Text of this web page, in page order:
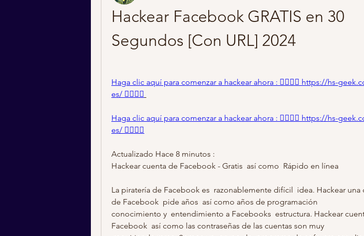
Hackear Facebook GRATIS en 30
Segundos [Con URL] 2024
Haga clic aquí para comenzar a hackear ahora : 👉🏻👉🏻 https://hs-
es/ 👈🏻👈🏻
Haga clic aquí para comenzar a hackear ahora : 👉🏻👉🏻 https://hs-
es/ 👈🏻👈🏻
Actualizado Hace 8 minutos :
Hackear cuenta de Facebook - Gratis  así como  Rápido en línea
La piratería de Facebook es  razonablemente difícil  idea. Hackear una
de Facebook  pide años  así como años de programación
conocimiento y  entendimiento a Facebooks  estructura. Hackear
Facebook  así como las contraseñas de las cuentas son muy